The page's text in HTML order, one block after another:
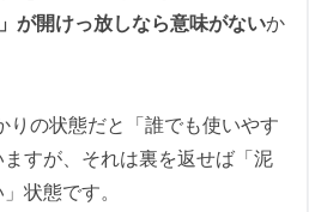
が開けっ放しなら意味がないか
の状態だと「誰でも使いやす
すが、それは裏を返せば「泥
状態です。